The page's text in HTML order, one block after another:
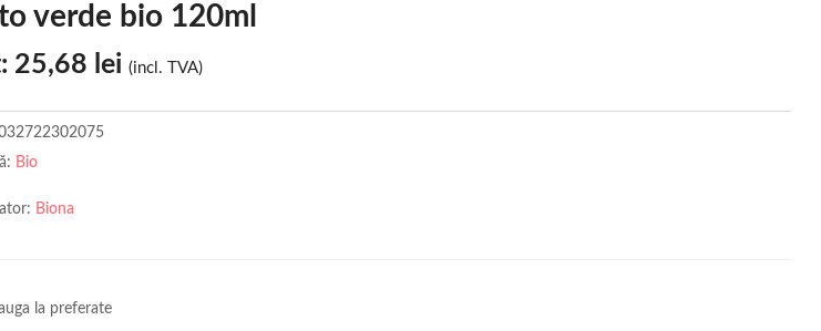
verde bio 120ml
25,68 lei (incl. TVA)
Bio
Biona
la preferate